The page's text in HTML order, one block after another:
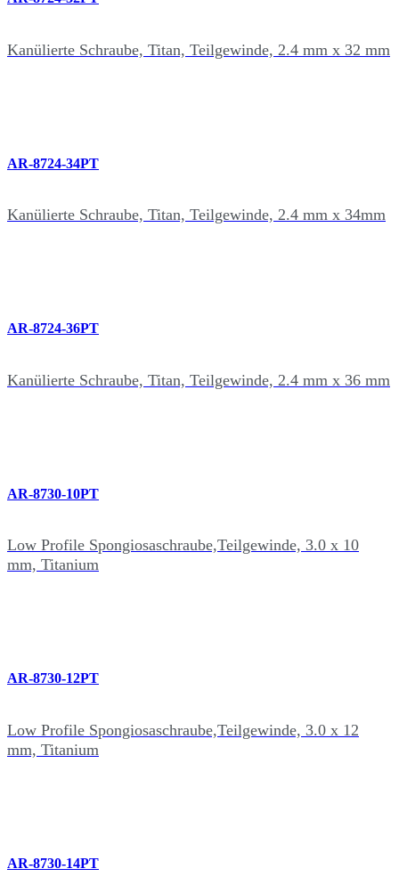
Kanülierte Schraube, Titan, Teilgewinde, 2.4 mm x 32 mm
AR-8724-34PT
Kanülierte Schraube, Titan, Teilgewinde, 2.4 mm x 34mm
AR-8724-36PT
Kanülierte Schraube, Titan, Teilgewinde, 2.4 mm x 36 mm
AR-8730-10PT
Low Profile Spongiosaschraube,Teilgewinde, 3.0 x 10
mm, Titanium
AR-8730-12PT
Low Profile Spongiosaschraube,Teilgewinde, 3.0 x 12
mm, Titanium
AR-8730-14PT